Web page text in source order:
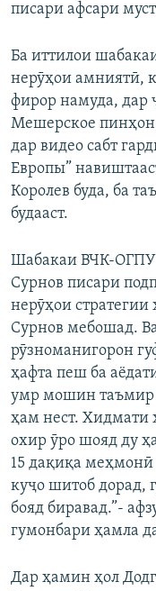
писари афсари
Ба иттилои
нерӯҳои амниятӣ,
фирор намуда, дар
Мешерское пинҳон
дар видео сабт
Европы”
Королев буда, ба
будааст.
Шабакаи ВЧК-ОГПУ
Сурнов писари
нерӯҳои стратегии
Сурнов мебошад.
рӯзноманигорон
ҳафта пеш ба
умр мошин таъмир
ҳам нест. Хидмати
охир ӯро шояд ду
15 дақиқа
куҷо шитоб дорад,
бояд биравад.”-
гумонбари ҳамла
Дар ҳамин ҳол